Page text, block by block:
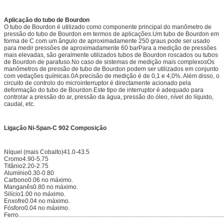
Aplicação do tubo de Bourdon
O tubo de Bourdon é utilizado como componente principal do manômetro de
pressão do tubo de Bourdon em termos de aplicações.Um tubo de Bourdon em
forma de C com um ângulo de aproximadamente 250 graus pode ser usado
para medir pressões de aproximadamente 60 barPara a medição de pressões
mais elevadas, são geralmente utilizados tubos de Bourdon roscados ou tubos
de Bourdon de parafuso.No caso de sistemas de medição mais complexosOs
manômetros de pressão de tubo de Bourdon podem ser utilizados em conjunto
com vedações químicas.0A precisão de medição é de 0,1 e 4,0%. Além disso, o
circuito de controlo do microinterruptor é directamente acionado pela
deformação do tubo de Bourdon.Este tipo de interruptor é adequado para
controlar a pressão do ar, pressão da água, pressão do óleo, nível do líquido,
caudal, etc.
Ligação Ni-Span-C 902 Composição
Níquel (mais Cobalto)41.0-43.5
Cromo4.90-5.75
Titânio2.20-2.75
Alumínio0.30-0.80
Carbono0.06 no máximo.
Manganês0.80 no máximo.
Silício1.00 no máximo.
Enxofre0.04 no máximo.
Fósforo0.04 no máximo.